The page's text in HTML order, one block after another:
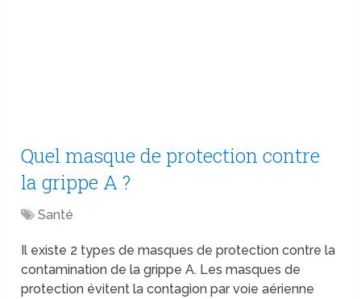
Quel masque de protection contre
la grippe A ?
Santé
Il existe 2 types de masques de protection contre la
contamination de la grippe A. Les masques de
protection évitent la contagion par voie aérienne